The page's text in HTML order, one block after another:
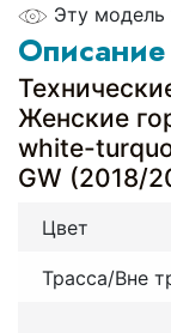
Эту модель
Описание
Женские
white-
GW (2018/
Цвет
Трасса/Вне